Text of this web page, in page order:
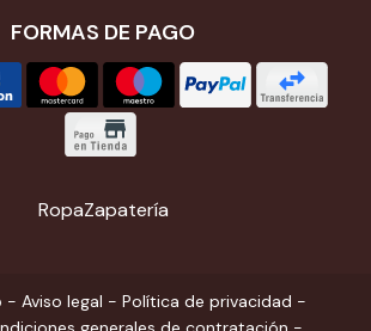
FORMAS DE PAGO
RopaZapatería
- Aviso legal - Política de privacidad -